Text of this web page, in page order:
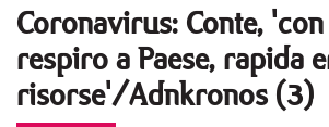
Coronavirus: Conte,
respiro a Paese, rapida
risorse'/Adnkronos (3)